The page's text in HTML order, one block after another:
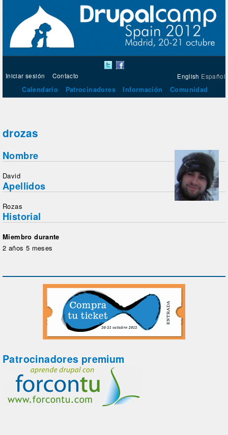
English Español
Iniciar sesión Contacto
Calendario Patrocinadores Información Comunidad
drozas
Nombre
David
Apellidos
Rozas
Historial
Miembro durante
2 años 5 meses
Patrocinadores premium